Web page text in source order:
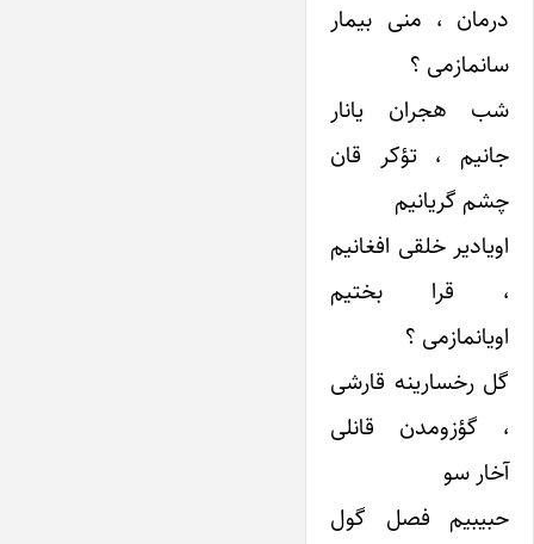
درمان ، منی بیمار
سانمازمی ؟
شب هجران یانار
جانیم ، تؤکر قان
چشم گریانیم
اویادیر خلقی افغانیم
، قرا بختیم
اویانمازمی ؟
گل رخسارینه قارشی
، گؤزومدن قانلی
آخار سو
حبیبیم فصل گول